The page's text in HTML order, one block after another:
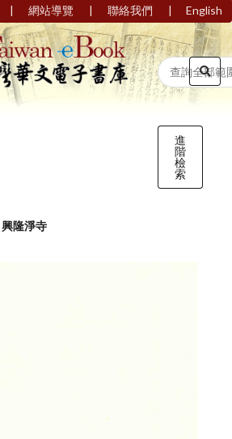
| 網站導覽 | 聯絡我們 | English
進
階
檢
索
興隆淨寺